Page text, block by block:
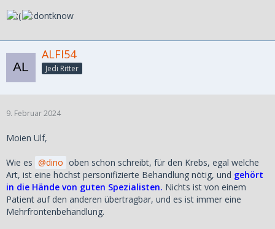
ALFI54
Jedi Ritter
9. Februar 2024
Moien Ulf,
Wie es dino oben schon schreibt, für den Krebs, egal welche
Art, ist eine höchst personifizierte Behandlung nötig, und gehört
in die Hände von guten Spezialisten. Nichts ist von einem
Patient auf den anderen übertragbar, und es ist immer eine
Mehrfrontenbehandlung.